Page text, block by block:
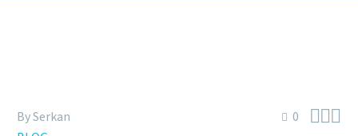
0 
By Serkan